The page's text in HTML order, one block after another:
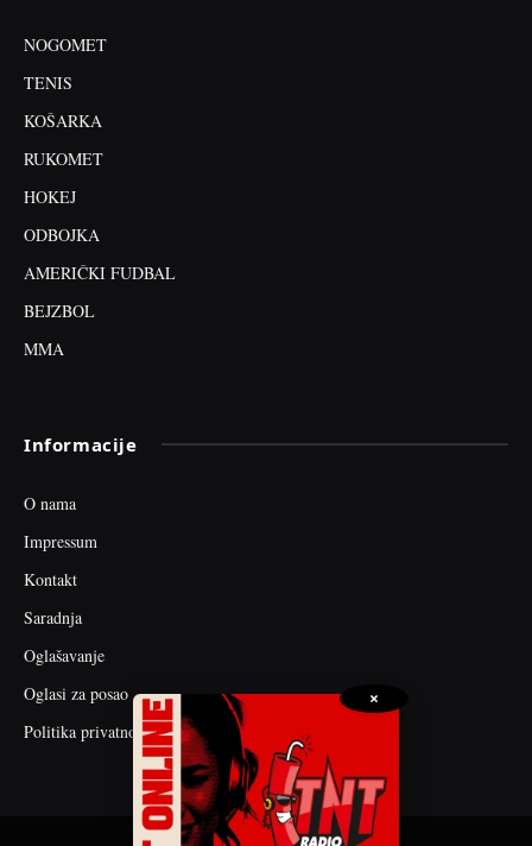
NOGOMET
TENIS
KOŠARKA
RUKOMET
HOKEJ
ODBOJKA
AMERIČKI FUDBAL
BEJZBOL
MMA
Informacije
O nama
Impressum
Kontakt
Saradnja
Oglašavanje
Oglasi za posao
Politika privatnosti
×